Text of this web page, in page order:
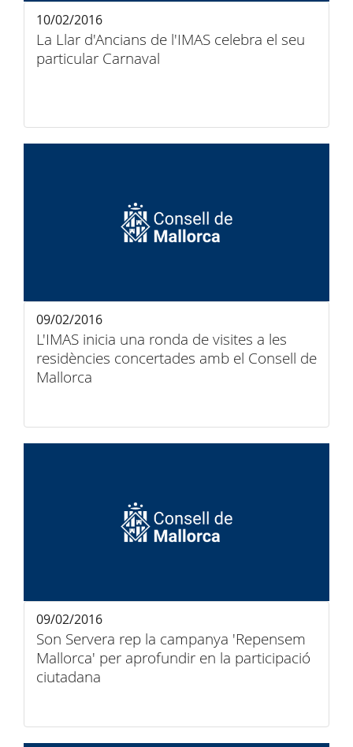
La Llar d'Ancians de l'IMAS celebra el seu
particular Carnaval
10/02/2016
L'IMAS inicia una ronda de visites a les
residències concertades amb el Consell de
Mallorca
09/02/2016
Son Servera rep la campanya 'Repensem
Mallorca' per aprofundir en la participació
ciutadana
09/02/2016